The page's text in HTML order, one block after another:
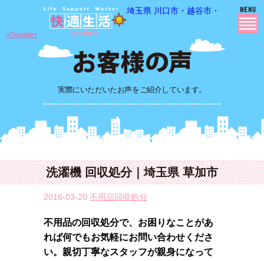
埼玉県 川口市・越谷市・さいたま
実際にいただいたお声をご紹介しています。
»Google+
洗濯機 回収処分｜埼玉県 草加市
2016-03-20 不用品回収処分
不用品の回収処分で、お困りなことがあ
れば何でもお気軽にお問い合わせくださ
い。親切丁寧なスタッフが親身になって